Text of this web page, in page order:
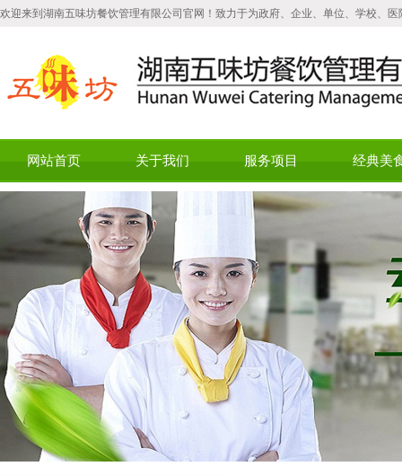
欢迎来到湖南五味坊餐饮管理有限公司官网！致力于为政府、企业、单位、学校、
网站首页 关于我们 服务项目 经典美